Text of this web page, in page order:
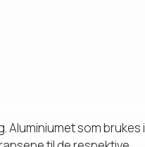
Aluminiumet som brukes i